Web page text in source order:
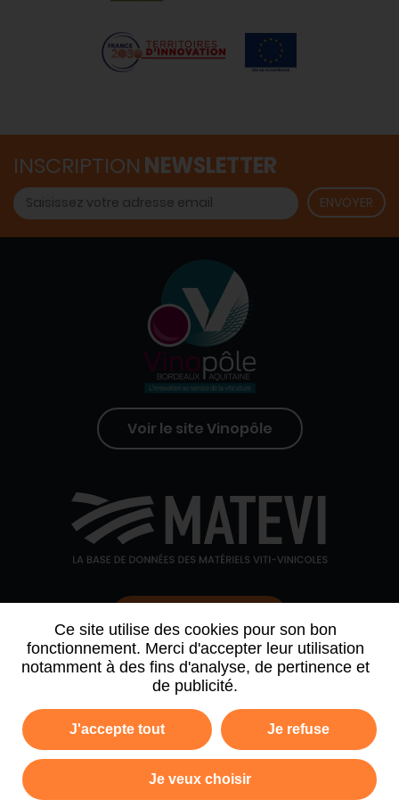
Ce site utilise des cookies pour son bon
fonctionnement. Merci d'accepter leur utilisation
notamment à des fins d'analyse, de pertinence et
de publicité.
J'accepte tout Je refuse
Je veux choisir
INSCRIPTION NEWSLETTER
Voir le site Vinopôle
QUI SOMMES-NOUS AGENDA
ARCHIVE NEWSLETTER
Politique de confidentialité
Mentions légales